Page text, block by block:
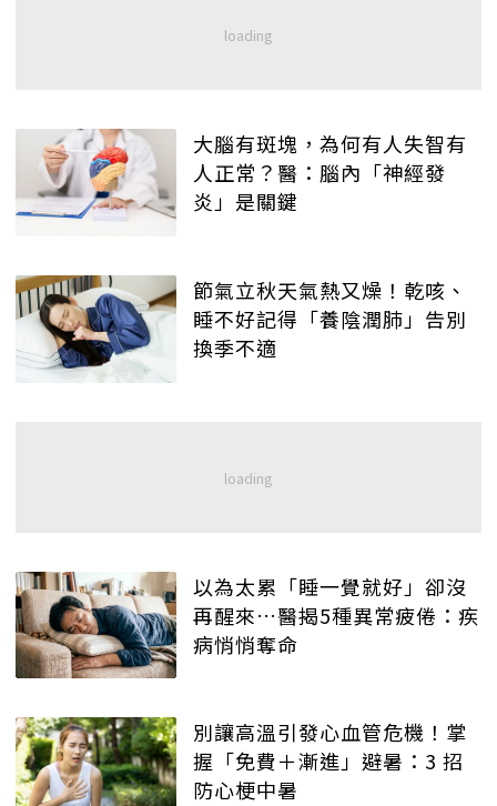
大腦有斑塊，為何有人失智有
人正常？醫：腦內「神經發
炎」是關鍵
節氣立秋天氣熱又燥！乾咳、
睡不好記得「養陰潤肺」告別
換季不適
以為太累「睡一覺就好」卻沒
再醒來…醫揭5種異常疲倦：疾
病悄悄奪命
別讓高溫引發心血管危機！掌
握「免費＋漸進」避暑：3 招
防心梗中暑